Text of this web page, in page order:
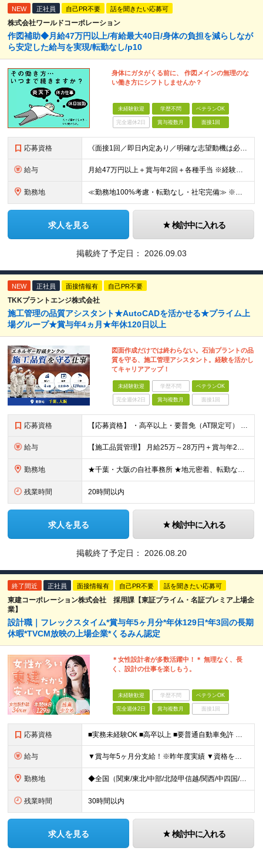
NEW 正社員 自己PR不要 話を聞きたい応募可
株式会社ワールドコーポレーション
作図補助◆月給47万円以上/有給最大40日/身体の負担を減らしなが
ら安定した給与を実現/転勤なし/p10
身体にガタがくる前に、 作図メインの無理のな
い働き方にシフトしませんか？
未経験歓迎 学歴不問 ベテランOK
完全週休2日 賞与複数月 面接1回
応募資格 《面接1回／即日内定あり／明確な志望動機は必要なし》 ◆学歴・年齢不問 ◆建設業界での実務経験や設備設計（電気設備、空調・衛生設備）、土木設計（橋梁／トンネル・道路・造成／上下水道）などの業界経験者
給与 月給47万円以上＋賞与年2回＋各種手当 ※経験・スキルに応じて決定いたします。 ※条件面につきましては、経験を考慮しますのでご希望に添えない場合もございます。 ※試用期間は6ヶ月です。その間、給与・
勤務地 ≪勤務地100%考慮・転勤なし・社宅完備≫ ※配属は全国のプロジェクト先 ※あなたの希望を考慮し、勤務地を決定します。 ※U・Iターン歓迎 ※出張面接も可能です！お住まいの近くに伺います。(応相談
求人を見る 検討中に入れる
掲載終了予定日： 2026.09.03
NEW 正社員 面接情報有 自己PR不要
TKKプラントエンジ株式会社
施工管理の品質アシスタント★AutoCADを活かせる★プライム上
場グループ★賞与年4ヵ月★年休120日以上
図面作成だけでは終わらない。石油プラントの品
質を守る、施工管理アシスタント。経験を活かし
てキャリアアップ！
未経験歓迎 学歴不問 ベテランOK
完全週休2日 賞与複数月 面接1回
応募資格 【応募資格】 ・高卒以上・要普免（AT限定可） ・AutoCADの経験者 →自社で図面を一部変更する場合があるため。設計分野は不問です。 ・施工図面が読めること 【歓迎する経験】 ◎AutoCADの
給与 【施工品質管理】 月給25万～28万円＋賞与年2回（原則固定支給額4ヵ月分）＋諸手当（残業手当全額など） ※経験・能力・前職給与を考慮して優遇します。 ※残業代は別途全額支給します。 ※試用期間は6
勤務地 ★千葉・大阪の自社事務所 ★地元密着、転勤なし！ ★Ｕ・Iターン歓迎！（面接交通費支給） 【具体的な勤務地】 ※当社堺事務所（大阪）もしくは五井事務所（千葉） ◆堺事務所 （住所） 大阪府堺市堺区
残業時間 20時間以内
求人を見る 検討中に入れる
掲載終了予定日： 2026.08.20
終了間近 正社員 面接情報有 自己PR不要 話を聞きたい応募可
東建コーポレーション株式会社 採用課【東証プライム・名証プレミア上場企
業】
設計職｜フレックスタイム*賞与年5ヶ月分*年休129日*年3回の長期
休暇*TVCM放映の上場企業*くるみん認定
＊女性設計者が多数活躍中！＊ 無理なく、長
く、設計の仕事を楽しもう。
未経験歓迎 学歴不問 ベテランOK
完全週休2日 賞与複数月 面接1回
応募資格 ■実務未経験OK ■高卒以上 ■要普通自動車免許 ※建築関係の資格が無くても、住宅系CAD経験者、または建築関係の資格について受験資格をお持ちの方も歓迎いたします！ ＜女性の設計職も増えています！
給与 ▼賞与年5ヶ月分支給！※昨年度実績 ▼資格をお持ちの方は、入社支度金最大30万円支給 ■月給23万～40万円＋賞与年2回＋残業代全額支給＋資格手当＋家族手当ほか ┗一級建築士になると月3～5万円UP
勤務地 ◆全国（関東/東北/中部/北陸甲信越/関西/中四国/九州）で募集中 ※UIターン歓迎 ※希望や現在のお住まいを考慮！面接時に希望の勤務地をお聞かせください ◆本社所在地 愛知県名古屋市中区丸の内2-
残業時間 30時間以内
求人を見る 検討中に入れる